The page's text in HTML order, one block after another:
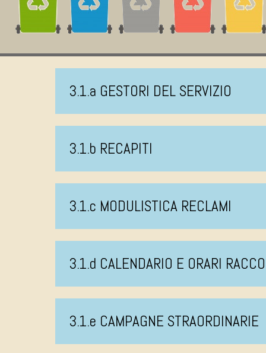
3.1.a GESTORI DEL SERVIZIO
3.1.b RECAPITI
3.1.c MODULISTICA RECLAMI
3.1.d CALENDARIO E ORARI
3.1.e CAMPAGNE STRAORDINARIE